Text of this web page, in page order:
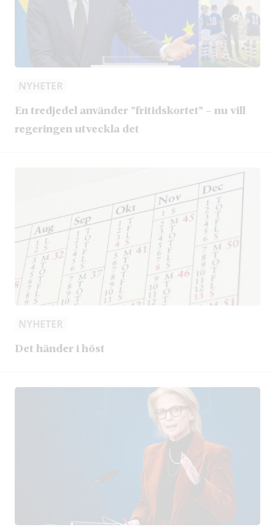
NYHETER
En tredjedel använder ”fritidskortet” – nu vill
regeringen utveckla det
NYHETER
Det händer i höst